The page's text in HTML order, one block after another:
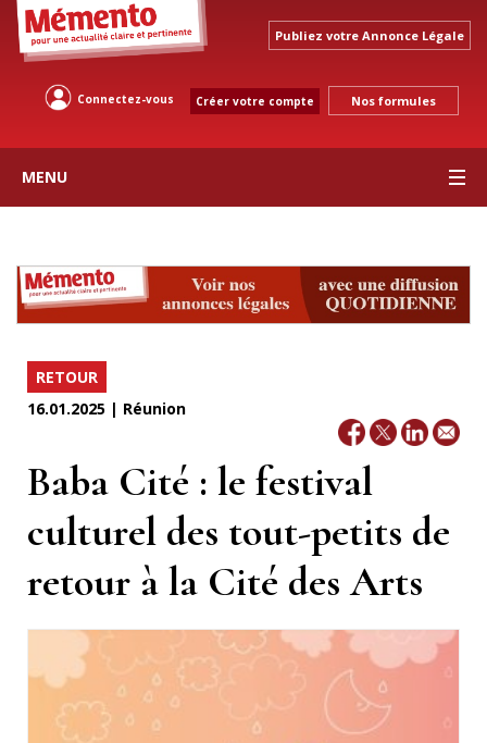
Publiez votre Annonce Légale
Connectez-vous Créer votre compte Nos formules
MENU
RETOUR
16.01.2025 | Réunion
Baba Cité : le festival
culturel des tout-petits de
retour à la Cité des Arts